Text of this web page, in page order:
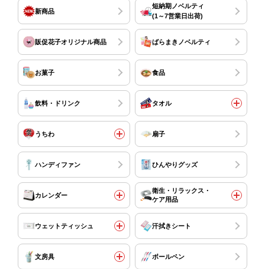
新商品
短納期ノベルティ
(1～7営業日出荷)
販促花子オリジナル商品 ばらまきノベルティ
お菓子 食品
飲料・ドリンク タオル
うちわ 扇子
ハンディファン ひんやりグッズ
カレンダー
衛生・リラックス・
ケア用品
ウェットティッシュ 汗拭きシート
文房具 ボールペン